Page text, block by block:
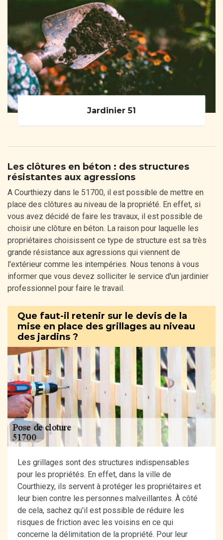
Jardinier 51
Les clôtures en béton : des structures
résistantes aux agressions
A Courthiezy dans le 51700, il est possible de mettre en
place des clôtures au niveau de la propriété. En effet, si
vous avez décidé de faire les travaux, il est possible de
choisir une clôture en béton. La raison pour laquelle les
propriétaires choisissent ce type de structure est sa très
grande résistance aux agressions qui viennent de
l'extérieur comme les intempéries. Nous tenons à vous
informer que vous devez solliciter le service d'un jardinier
professionnel pour faire le travail.
Que faut-il retenir sur le devis de la
mise en place des grillages au niveau
des jardins ?
Les grillages sont des structures indispensables
pour les propriétés. En effet, dans la ville de
Courthiezy, ils servent à protéger les propriétaires et
leur bien contre les personnes malveillantes. À côté
de cela, sachez qu'il est possible de réduire les
risques de friction avec les voisins en ce qui
concerne la délimitation de la propriété. Pour leur